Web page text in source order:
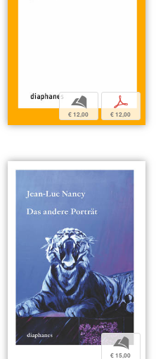
b
€ 12,00
p
€ 12,00
b
€ 15,00